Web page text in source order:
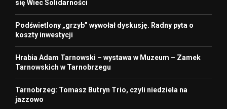
się Wiec Solidarności
Podświetlony „grzyb” wywołał dyskusję. Radny pyta o
koszty inwestycji
Hrabia Adam Tarnowski – wystawa w Muzeum – Zamek
Tarnowskich w Tarnobrzegu
Tarnobrzeg: Tomasz Butryn Trio, czyli niedziela na
jazzowo